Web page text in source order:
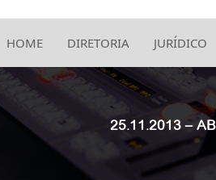
HOME DIRETORIA JURÍDICO
25.11.2013 –